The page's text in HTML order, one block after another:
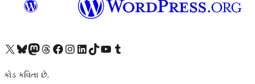
અમારા X (અગાઉ ટ્વિટર) એકાઉન્ટની મુલાકાત લોઅમારા Bluesky એકાઉન્ટની મુલાકાત લોઅમારા માસ્ટોડોન એકાઉન્ટની મુલાકાત લોઅમારા Threads એકાઉન્ટની મુલાકાત લો અમારા ફેસબુક પેજની મુલાકાત લોઅમારા ઇન્સ્ટાગ્રામ એકાઉન્ટની મુલાકાત લો અમારા LinkedIn એકાઉન્ટની મુલાકાત લોઅમારા TikTok એકાઉન્ટની મુલાકાત લોઅમારી YouTube ચેનલની મુલાકાત લો અમારા Tumblr એકાઉન્ટની મુલાકાત લો
કોડ કવિતા છે.